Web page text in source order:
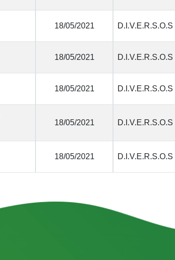
18/05/2021 D.I.V.E.R.S.O.S
18/05/2021 D.I.V.E.R.S.O.S
18/05/2021 D.I.V.E.R.S.O.S
18/05/2021 D.I.V.E.R.S.O.S
18/05/2021 D.I.V.E.R.S.O.S